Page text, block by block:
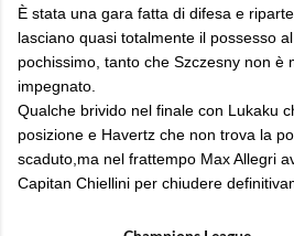
È stata una gara fatta di difesa e
lasciano quasi totalmente il possesso
pochissimo, tanto che Szczesny non è
impegnato.
Qualche brivido nel finale con Lukaku
posizione e Havertz che non trova la
scaduto,ma nel frattempo Max Allegri
Capitan Chiellini per chiudere